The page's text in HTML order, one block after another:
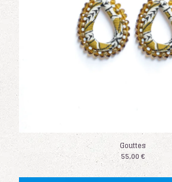
Gouttes
55,00 €